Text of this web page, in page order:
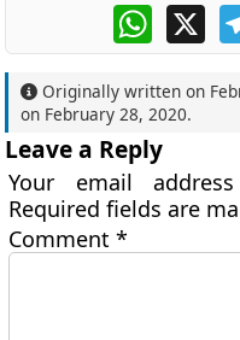
X
Originally written on
on February 28, 2020.
Leave a Reply
Your email
Required fields are
Comment*